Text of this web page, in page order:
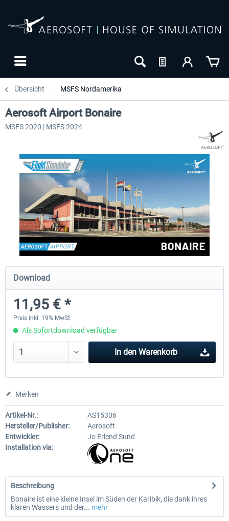
Übersicht MSFS Nordamerika
FSDG - Grönland Kulusuk MSFS
8,99 € *
Aerosoft Airport
Aerosoft Airport Bonaire
MSFS 2020 | MSFS 2024
Download
11,95 € *
Preis inkl. 19% MwSt.
Als Sofortdownload verfügbar
In den Warenkorb
Merken
Artikel-Nr.:
AS15306
Hersteller/Publisher:
Aerosoft
Entwickler:
Jo Erlend Sund
Installation via:
Beschreibung
Bonaire ist eine kleine Insel im Süden der Karibik, die dank ihres
klaren Wassers und der... mehr